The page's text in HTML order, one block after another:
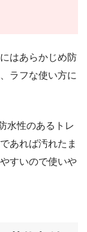
はあらかじめ防
ラフな使い方に
水性のあるトレ
あれば汚れたま
すいので使いや